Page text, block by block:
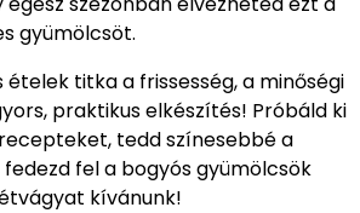
gyümölcsöt.
ételek titka a frissesség, a minőségi
praktikus elkészítés! Próbáld ki
tedd színesebbé a
fel a bogyós gyümölcsök
kívánunk!